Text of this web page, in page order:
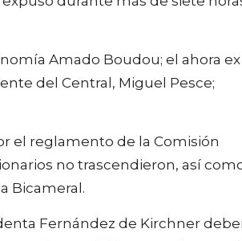
Amado Boudou; el ahora ex
del Central, Miguel Pesce;
el reglamento de la Comisión
no trascendieron, así
Bicameral.
Fernández de Kirchner